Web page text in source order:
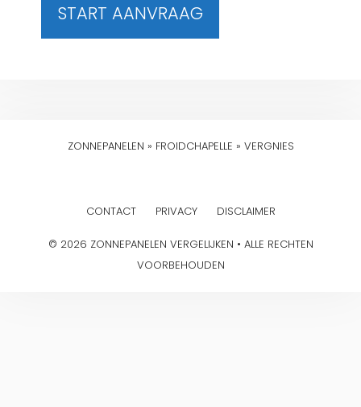
START AANVRAAG
ZONNEPANELEN » FROIDCHAPELLE » VERGNIES
CONTACT PRIVACY DISCLAIMER
© 2026 ZONNEPANELEN VERGELIJKEN • ALLE RECHTEN
VOORBEHOUDEN